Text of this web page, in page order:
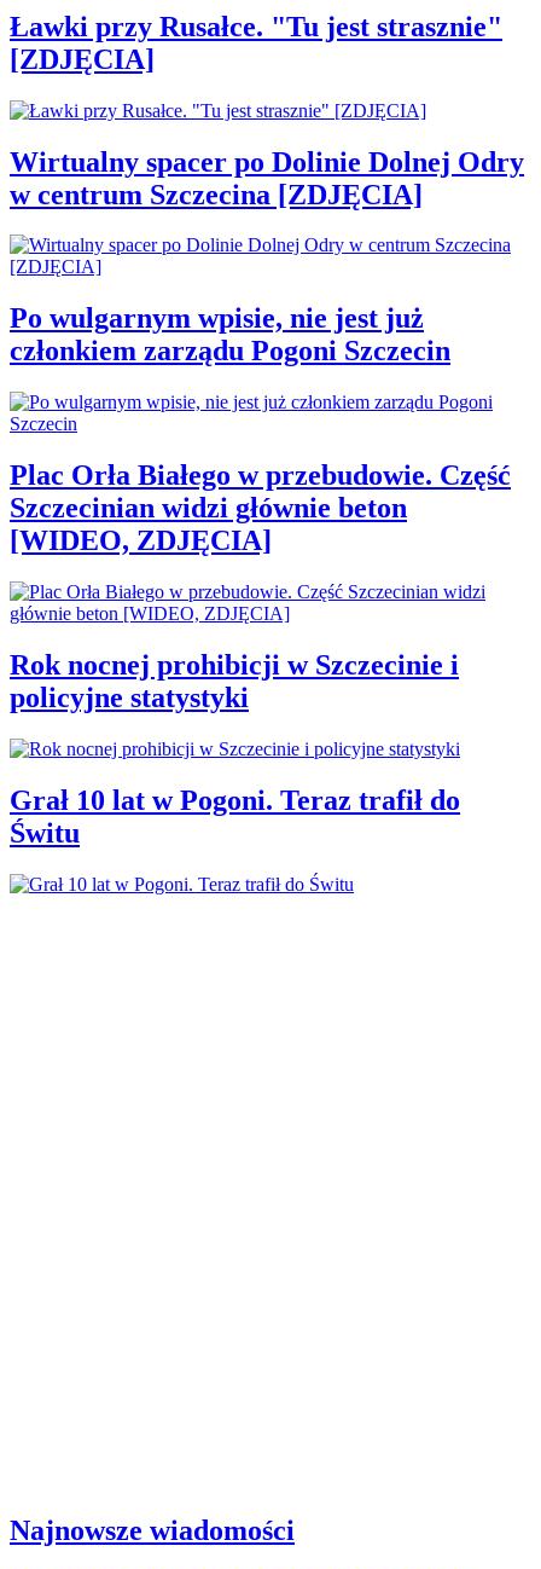
Ławki przy Rusałce. "Tu jest strasznie"
[ZDJĘCIA]
Wirtualny spacer po Dolinie Dolnej Odry
w centrum Szczecina [ZDJĘCIA]
Po wulgarnym wpisie, nie jest już
członkiem zarządu Pogoni Szczecin
Plac Orła Białego w przebudowie. Część
Szczecinian widzi głównie beton
[WIDEO, ZDJĘCIA]
Rok nocnej prohibicji w Szczecinie i
policyjne statystyki
Grał 10 lat w Pogoni. Teraz trafił do
Świtu
Najnowsze wiadomości